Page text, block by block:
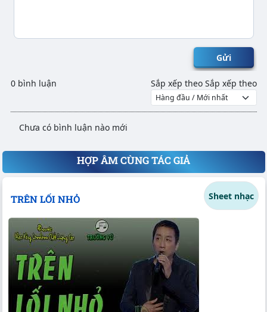
Gửi
0 bình luận Sắp xếp theo Sắp xếp theo
Chưa có bình luận nào mới
HỢP ÂM CÙNG TÁC GIẢ
TRÊN LỐI NHỎ Sheet nhạc